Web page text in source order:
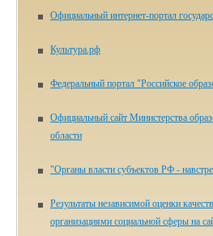
Официальный интернет-портал
Культура.рф
Федеральный портал "Российское
Официальный сайт Министерства
области
"Органы власти субъектов РФ -
Результаты независимой оценки
организациями социальной сферы на